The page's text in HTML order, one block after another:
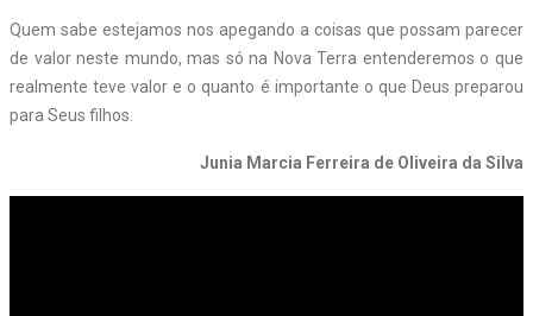
Quem sabe estejamos nos apegando a coisas que possam parecer
de valor neste mundo, mas só na Nova Terra entenderemos o que
realmente teve valor e o quanto é importante o que Deus preparou
para Seus filhos.
Junia Marcia Ferreira de Oliveira da Silva